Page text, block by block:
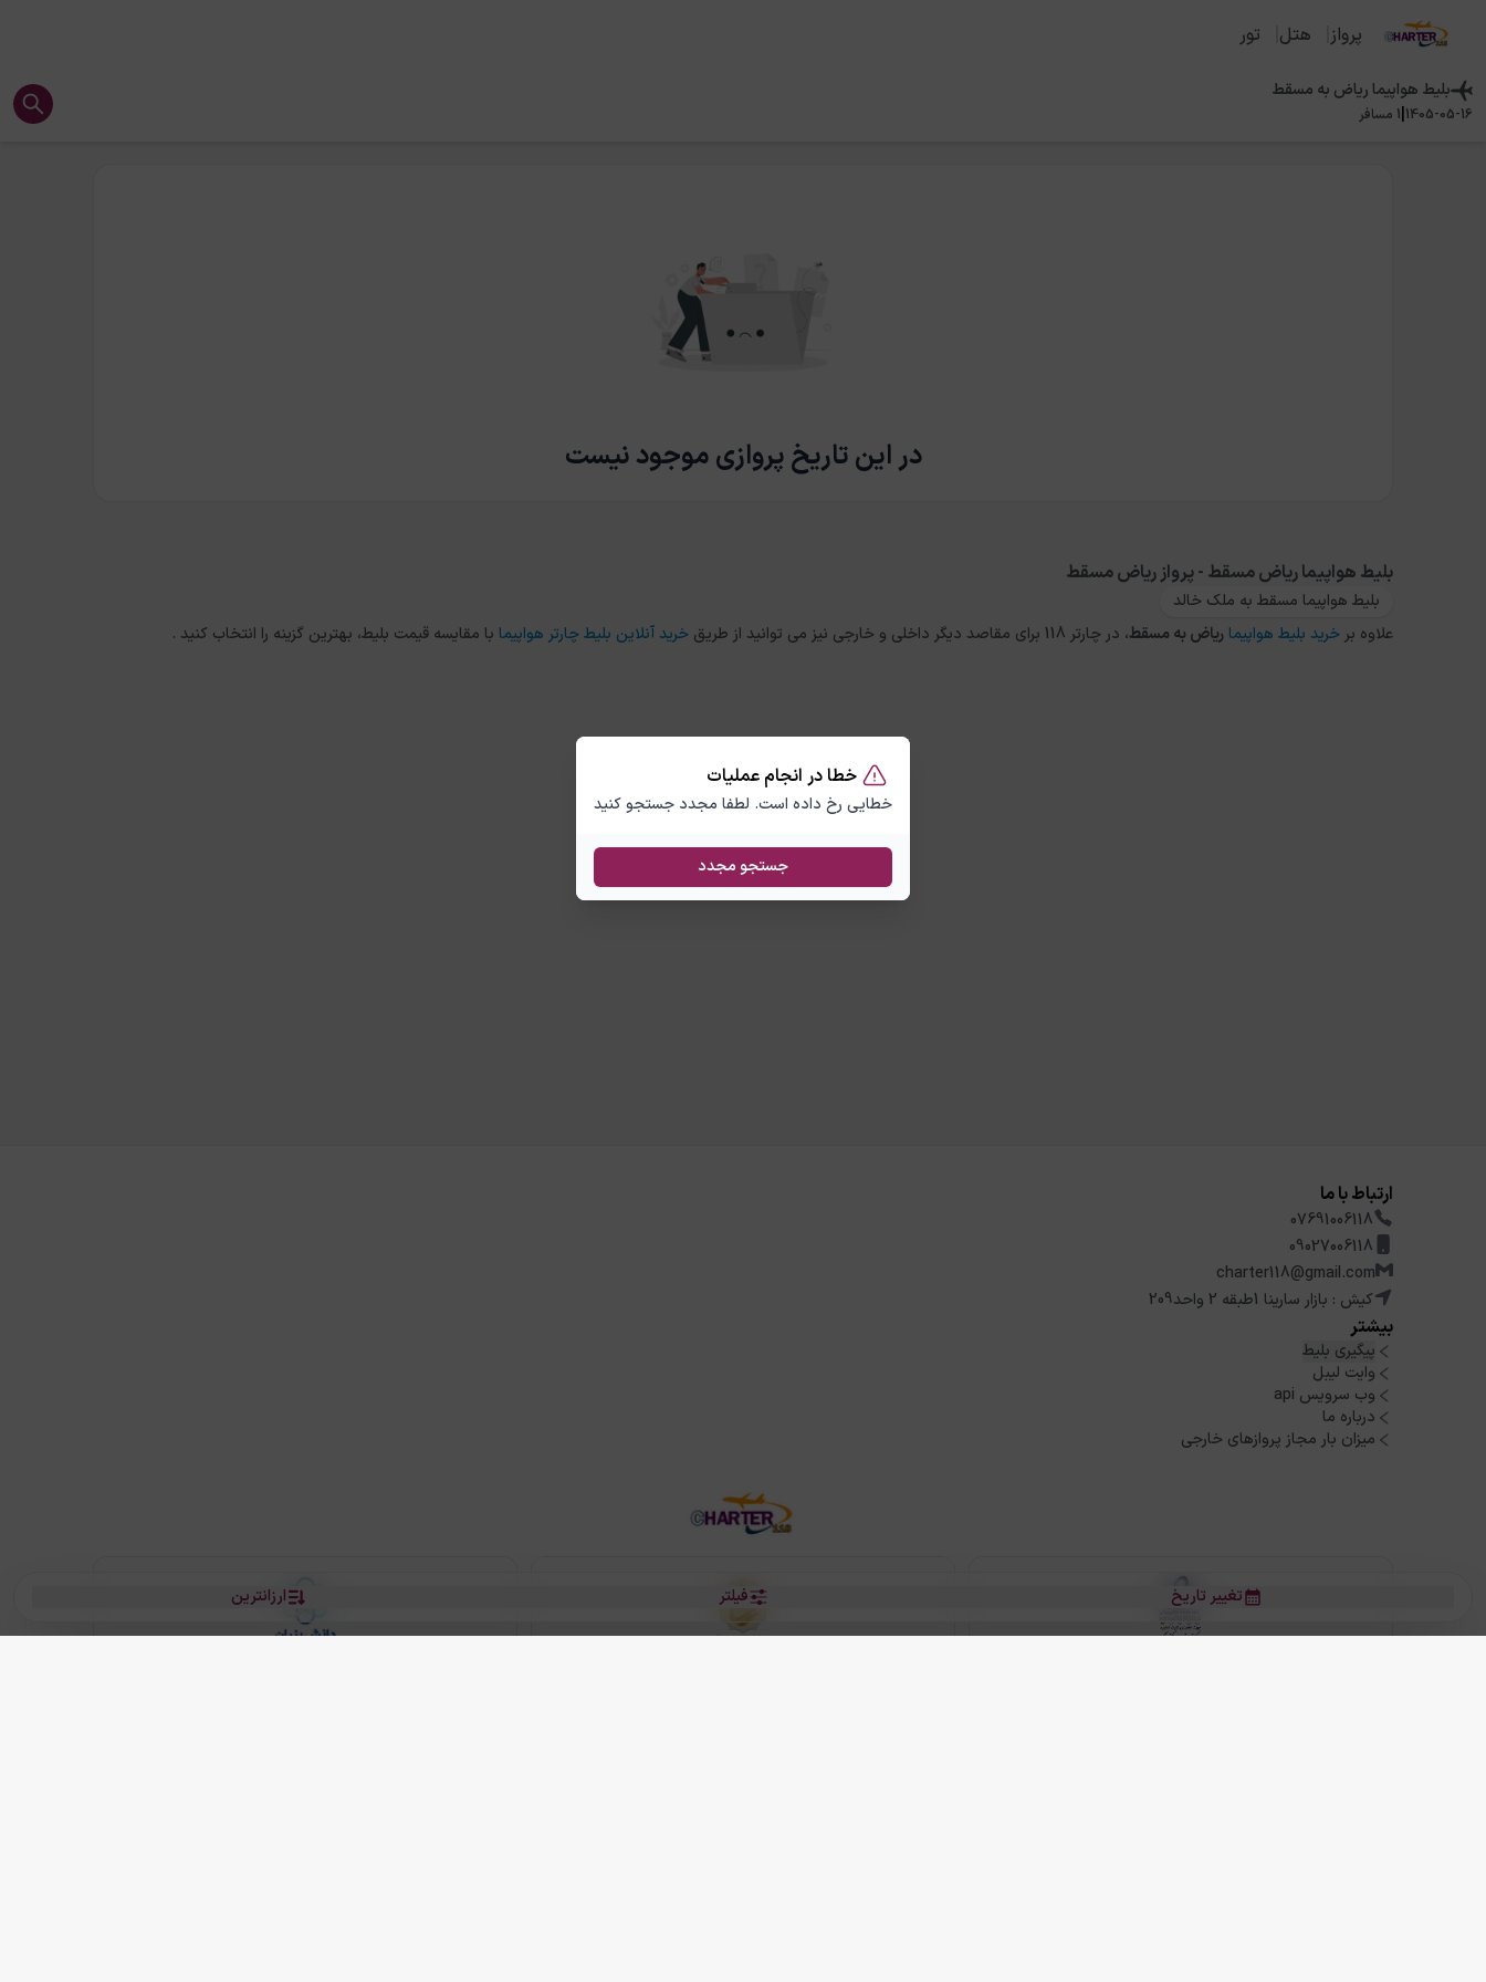
خطا در انجام عملیات
خطایی رخ داده است. لطفا مجدد جستجو کنید
جستجو مجدد
پرواز هتل تور
بلیط هواپیماریاض به مسقط
1405-05-16
|
1 مسافر
در این تاریخ پروازی موجود نیست
ارزانترین فیلتر تغییر تاریخ
بلیط هواپیما ریاض مسقط - پرواز ریاض مسقط
بلیط هواپیما مسقط به ملک خالد
علاوه بر خرید بلیط هواپیما ریاضبهمسقط، در چارتر 118 برای مقاصد دیگر داخلی و خارجی نیز می توانید از طریق خرید آنلاین بلیط چارتر هواپیما با مقایسه قیمت بلیط، بهترین گزینه را انتخاب کنید .
ارتباط با ما
07691006118
09027006118
charter118@gmail.com
کیش : بازار سارینا 1طبقه 2 واحد209
بیشتر
پیگیری بلیط
وایت لیبل
وب سرویس api
درباره ما
میزان بار مجاز پروازهای خارجی